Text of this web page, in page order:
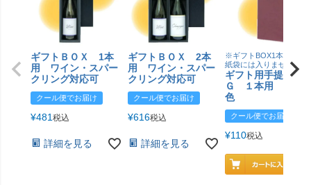
ギフトＢＯＸ 1本
用 ワイン・スパー
クリング対応可
クール便でお届け
¥481 税込
詳細を見る
ギフトＢＯＸ 2本
用 ワイン・スパー
クリング対応可
クール便でお届け
¥616税込
詳細を見る
※ギフトBOX1本用はこ
紙袋には入りません
ギフト用手提げＢ
Ｇ １本用 エン
色
クール便でお届け
¥110税込